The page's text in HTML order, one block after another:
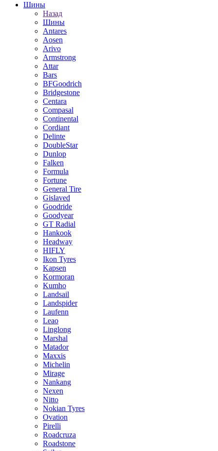
Шины
Назад
Шины
Antares
Aosen
Arivo
Armstrong
Attar
Bars
BFGoodrich
Bridgestone
Centara
Compasal
Continental
Cordiant
Delinte
DoubleStar
Dunlop
Falken
Formula
Fortune
General Tire
Gislaved
Goodride
Goodyear
GT Radial
Hankook
Headway
HIFLY
Ikon Tyres
Kapsen
Kormoran
Kumho
Landsail
Landspider
Laufenn
Leao
Linglong
Marshal
Matador
Maxxis
Michelin
Mirage
Nankang
Nexen
Nitto
Nokian Tyres
Ovation
Pirelli
Roadcruza
Roadstone